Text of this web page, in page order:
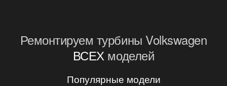
Ремонтируем турбины Volkswagen
ВСЕХмоделей
Популярные модели